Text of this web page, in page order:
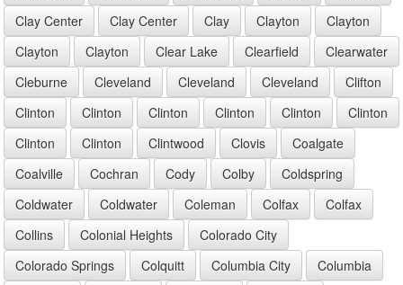
Clay Center
Clay Center Clay Clayton
Clayton
Clayton
Clayton Clear Lake Clearfield
Clearwater
Cleburne
Cleveland Cleveland Cleveland
Clifton
Clinton
Clinton Clinton Clinton Clinton
Clinton
Clinton
Clinton Clintwood Clovis
Coalgate
Coalville
Cochran Cody Colby
Coldspring
Coldwater
Coldwater Coleman Colfax
Colfax
Collins
Colonial Heights
Colorado City
Colorado Springs
Colquitt Columbia City
Columbia